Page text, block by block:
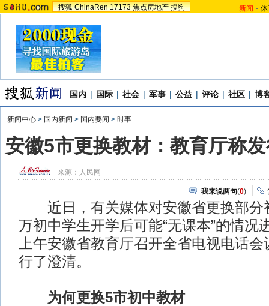
搜狐 ChinaRen 17173 焦点房地产 搜狗 新闻 -
国内 | 国际 | 社会 | 军事 | 公益 | 评论 | 社区 | 博
新闻中心 > 国内新闻 > 国内要闻 > 时事
安徽5市更换教材：教育厅称
来源： 人民网
我来说两句(0)
近日，有关媒体对安徽省更换部分
万初中学生开学后可能“无课本”的情况
上午安徽省教育厅召开全省电视电话
行了澄清。
为何更换5市初中教材